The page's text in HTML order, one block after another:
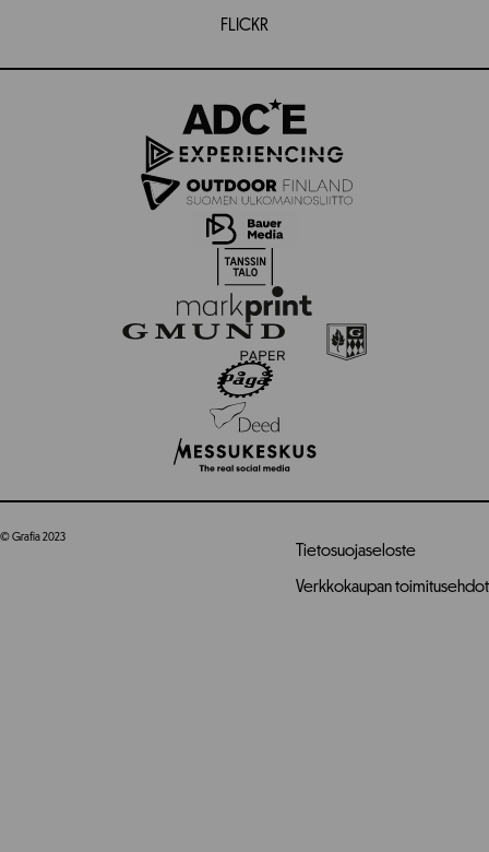
FLICKR
© Grafia 2023
Tietosuojaseloste
Verkkokaupan toimitusehdot